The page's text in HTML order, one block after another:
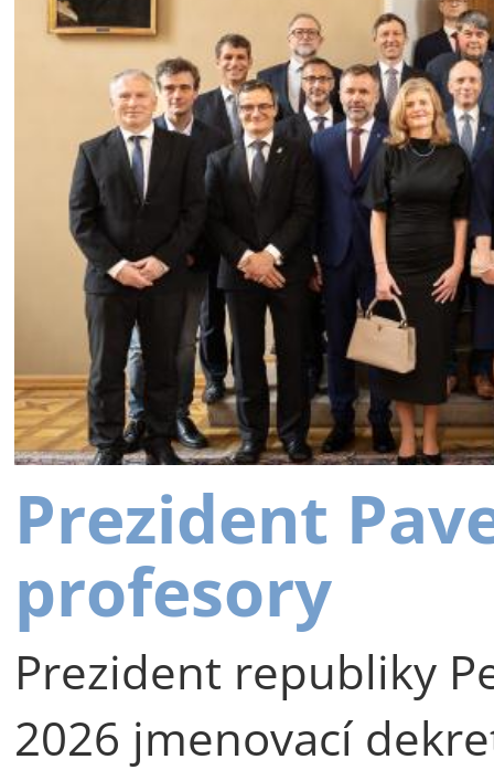
Prezident
profesory
Prezident republiky
2026 jmenovací